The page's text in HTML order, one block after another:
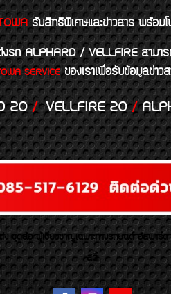
รับสิทธิพิเศษและข่าวสาร พร้อม
รถ ALPHARD / VELLFIRE สามาร
SERVICEของเราเพื่อรับข้อมูลข่าว
20/VELLFIRE 20/
ดล้อ ผู้เชี่ยวชาญเฉพาะทางรถยนต์ อัลพาร์ด
สตี้